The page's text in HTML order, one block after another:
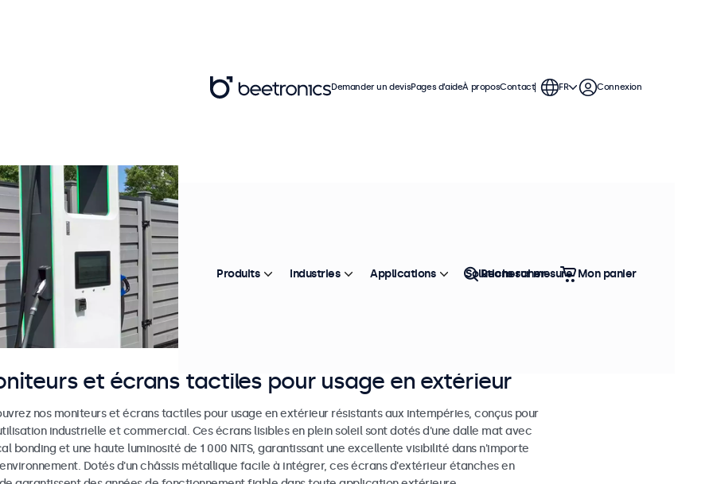
et écrans tactiles pour usage en extérieur
nos moniteurs et écrans tactiles pour usage en extérieur résistants aux intempéries, conçus pour
industrielle et commercial. Ces écrans lisibles en plein soleil sont dotés d'une dalle mat avec
bonding et une haute luminosité de 1 000 NITS, garantissant une excellente visibilité dans n'importe
Dotés d'un châssis métallique facile à intégrer, ces écrans d'extérieur étanches en
Demander un devisPages d’aideÀ proposContact FR Connexion
Produits Industries Applications Solutions sur mesure
Rechercher Mon panier